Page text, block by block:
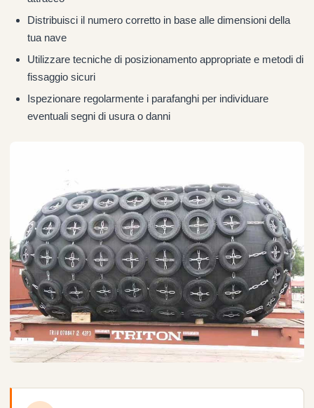
Distribuisci il numero corretto in base alle dimensioni della
tua nave
Utilizzare tecniche di posizionamento appropriate e metodi di
fissaggio sicuri
Ispezionare regolarmente i parafanghi per individuare
eventuali segni di usura o danni